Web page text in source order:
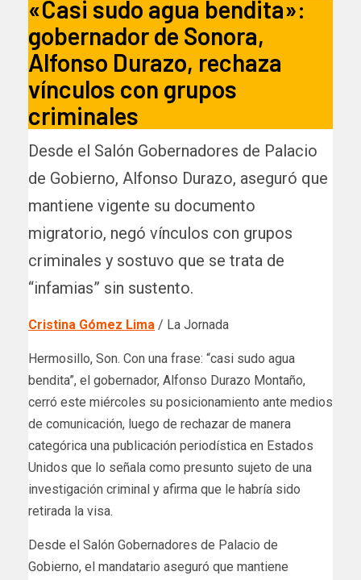
«Casi sudo agua bendita»:
gobernador de Sonora,
Alfonso Durazo, rechaza
vínculos con grupos
criminales
Desde el Salón Gobernadores de Palacio
de Gobierno, Alfonso Durazo, aseguró que
mantiene vigente su documento
migratorio, negó vínculos con grupos
criminales y sostuvo que se trata de
“infamias” sin sustento.
Cristina Gómez Lima / La Jornada
Hermosillo, Son. Con una frase: “casi sudo agua
bendita”, el gobernador, Alfonso Durazo Montaño,
cerró este miércoles su posicionamiento ante medios
de comunicación, luego de rechazar de manera
categórica una publicación periodística en Estados
Unidos que lo señala como presunto sujeto de una
investigación criminal y afirma que le habría sido
retirada la visa.
Desde el Salón Gobernadores de Palacio de
Gobierno, el mandatario aseguró que mantiene